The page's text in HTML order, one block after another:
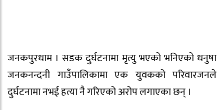
जनकपुरधाम । सडक दुर्घटनामा मृत्यु भएको भनिएको धनुषा
जनकनन्दनी गाउँपालिकामा एक युवकको परिवारजनले
दुर्घटनामा नभई हत्या नै गरिएको अरोप लगाएका छन् ।